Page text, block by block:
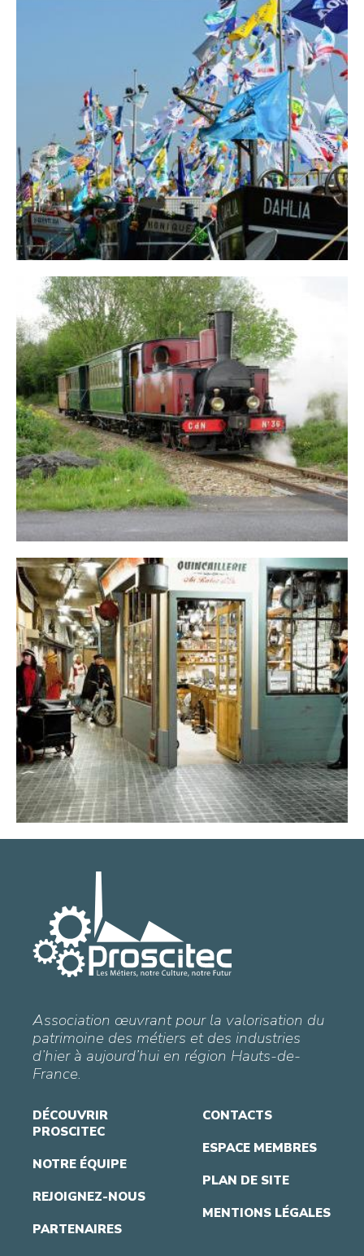
Association œuvrant pour la valorisation du
patrimoine des métiers et des industries
d’hier à aujourd’hui en région Hauts-de-
France.
DÉCOUVRIR
PROSCITEC
NOTRE ÉQUIPE
REJOIGNEZ-NOUS
PARTENAIRES
CONTACTS
ESPACE MEMBRES
PLAN DE SITE
MENTIONS LÉGALES